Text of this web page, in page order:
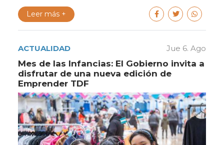
Leer más +
ACTUALIDAD Jue 6. Ago
Mes de las Infancias: El Gobierno invita a
disfrutar de una nueva edición de
Emprender TDF